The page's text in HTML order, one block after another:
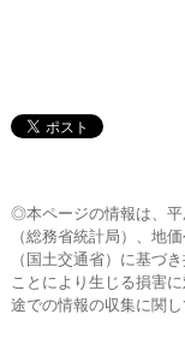
◎本ページの情報は、平
（総務省統計局）、地
（国土交通省）に基づ
ことにより生じる損害
途での情報の収集に関